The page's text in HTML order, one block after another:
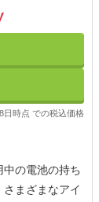
時点 での税込価格
の電池の持ち
まざまなアイ